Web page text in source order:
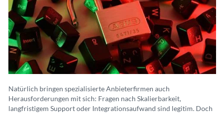
Natürlich bringen spezialisierte Anbieterfirmen auch
Herausforderungen mit sich: Fragen nach Skalierbarkeit,
langfristigem Support oder Integrationsaufwand sind legitim. Doch